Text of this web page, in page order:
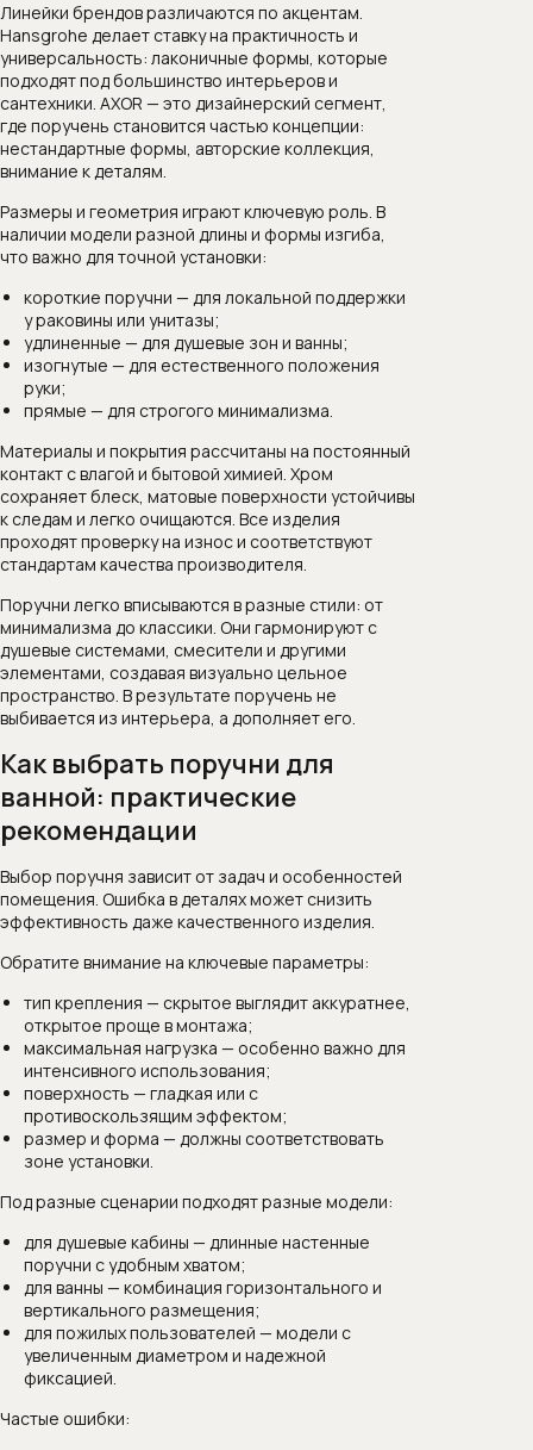
Линейки брендов различаются по акцентам.
Hansgrohe делает ставку на практичность и
универсальность: лаконичные формы, которые
подходят под большинство интерьеров и
сантехники. AXOR — это дизайнерский сегмент,
где поручень становится частью концепции:
нестандартные формы, авторские коллекция,
внимание к деталям.
Размеры и геометрия играют ключевую роль. В
наличии модели разной длины и формы изгиба,
что важно для точной установки:
короткие поручни — для локальной поддержки
у раковины или унитазы;
удлиненные — для душевые зон и ванны;
изогнутые — для естественного положения
руки;
прямые — для строгого минимализма.
Материалы и покрытия рассчитаны на постоянный
контакт с влагой и бытовой химией. Хром
сохраняет блеск, матовые поверхности устойчивы
к следам и легко очищаются. Все изделия
проходят проверку на износ и соответствуют
стандартам качества производителя.
Поручни легко вписываются в разные стили: от
минимализма до классики. Они гармонируют с
душевые системами, смесители и другими
элементами, создавая визуально цельное
пространство. В результате поручень не
выбивается из интерьера, а дополняет его.
Как выбрать поручни для
ванной: практические
рекомендации
Выбор поручня зависит от задач и особенностей
помещения. Ошибка в деталях может снизить
эффективность даже качественного изделия.
Обратите внимание на ключевые параметры:
тип крепления — скрытое выглядит аккуратнее,
открытое проще в монтажа;
максимальная нагрузка — особенно важно для
интенсивного использования;
поверхность — гладкая или с
противоскользящим эффектом;
размер и форма — должны соответствовать
зоне установки.
Под разные сценарии подходят разные модели:
для душевые кабины — длинные настенные
поручни с удобным хватом;
для ванны — комбинация горизонтального и
вертикального размещения;
для пожилых пользователей — модели с
увеличенным диаметром и надежной
фиксацией.
Частые ошибки: